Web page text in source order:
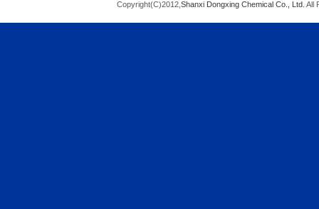
Copyright(C)2012, Shanxi Dongxing Chemical Co., Ltd. All